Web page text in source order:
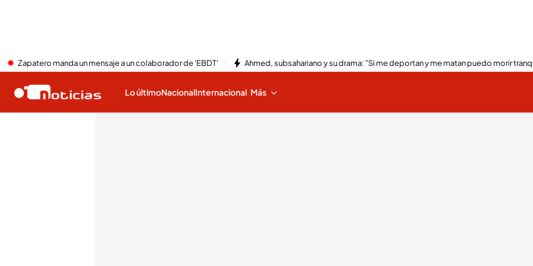
Zapatero manda un mensaje a un colaborador de 'EBDT' Ahmed, subsahariano y su drama: "Si me deportan y me matan puedo morir
Lo últimoNacionalInternacional Más